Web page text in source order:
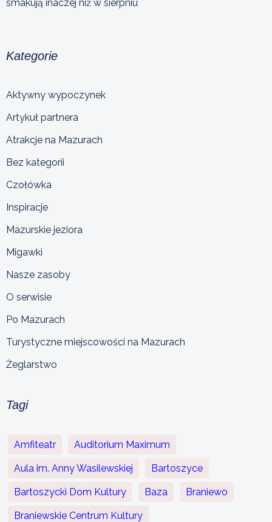
smakują inaczej niż w sierpniu
Kategorie
Aktywny wypoczynek
Artykuł partnera
Atrakcje na Mazurach
Bez kategorii
Czołówka
Inspiracje
Mazurskie jeziora
Migawki
Nasze zasoby
O serwisie
Po Mazurach
Turystyczne miejscowości na Mazurach
Żeglarstwo
Tagi
Amfiteatr Auditorium Maximum
Aula im. Anny Wasilewskiej Bartoszyce
Bartoszycki Dom Kultury Baza Braniewo
Braniewskie Centrum Kultury